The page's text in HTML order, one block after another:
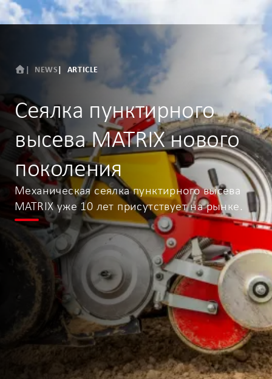
NEWS ARTICLE
Сеялка пунктирного
высева MATRIX нового
поколения
Механическая сеялка пунктирного высева
MATRIX уже 10 лет присутствует на рынке.